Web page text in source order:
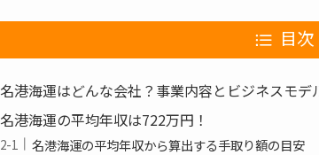
目次
名港海運はどんな会社？事業内容とビジネスモデ
名港海運の平均年収は722万円！
名港海運の平均年収から算出する手取り額の目安